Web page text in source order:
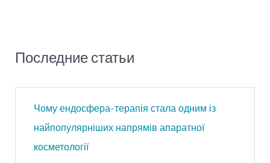
Последние статьи
Чому ендосфера-терапія стала одним із
найпопулярніших напрямів апаратної
косметології